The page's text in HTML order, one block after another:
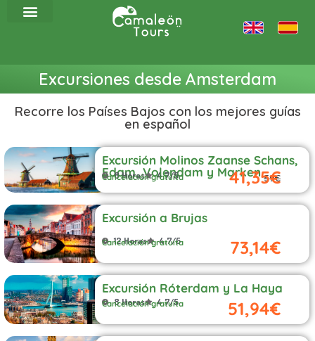
Excursiones desde Amsterdam
Recorre los Países Bajos con los mejores guías
en español
Excursión Molinos Zaanse Schans,
Edam, Volendam y Marken
8 Horas 4.7/5
Cancelación gratuita 59€
41,35€
Excursión a Brujas
12 Horas 4.7/5
Cancelación gratuita 73,14€
Excursión Róterdam y La Haya
8 Horas 4.7/5
Cancelación gratuita 51,94€